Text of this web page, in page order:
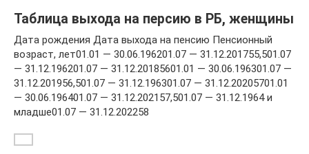
Таблица выхода на персию в РБ, женщины
Дата рождения Дата выхода на пенсию Пенсионный
возраст, лет01.01 — 30.06.196201.07 — 31.12.201755,501.07
— 31.12.196201.07 — 31.12.20185601.01 — 30.06.196301.07 —
31.12.201956,501.07 — 31.12.196301.07 — 31.12.20205701.01
— 30.06.196401.07 — 31.12.202157,501.07 — 31.12.1964 и
младше01.07 — 31.12.202258